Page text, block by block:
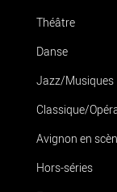
Théâtre
Danse
Jazz/Musiques
Classique/
Avignon en
Hors-séries